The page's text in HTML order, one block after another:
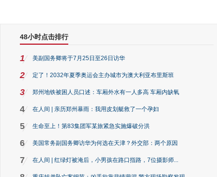
48小时点击排行
1 美副国务卿将于7月25日至26日访华
2 定了！2032年夏季奥运会主办城市为澳大利亚布里斯班
3 郑州地铁被困人员口述：车厢外水有一人多高 车厢内缺氧
4 在人间 | 亲历郑州暴雨：我用皮划艇救了一个孕妇
5 生命至上！第83集团军某旅紧急实施爆破分洪
6 美国常务副国务卿访华为何选在天津？外交部：两个原因
7 在人间 | 红绿灯被淹后，小男孩在路口指路，7位摄影师...